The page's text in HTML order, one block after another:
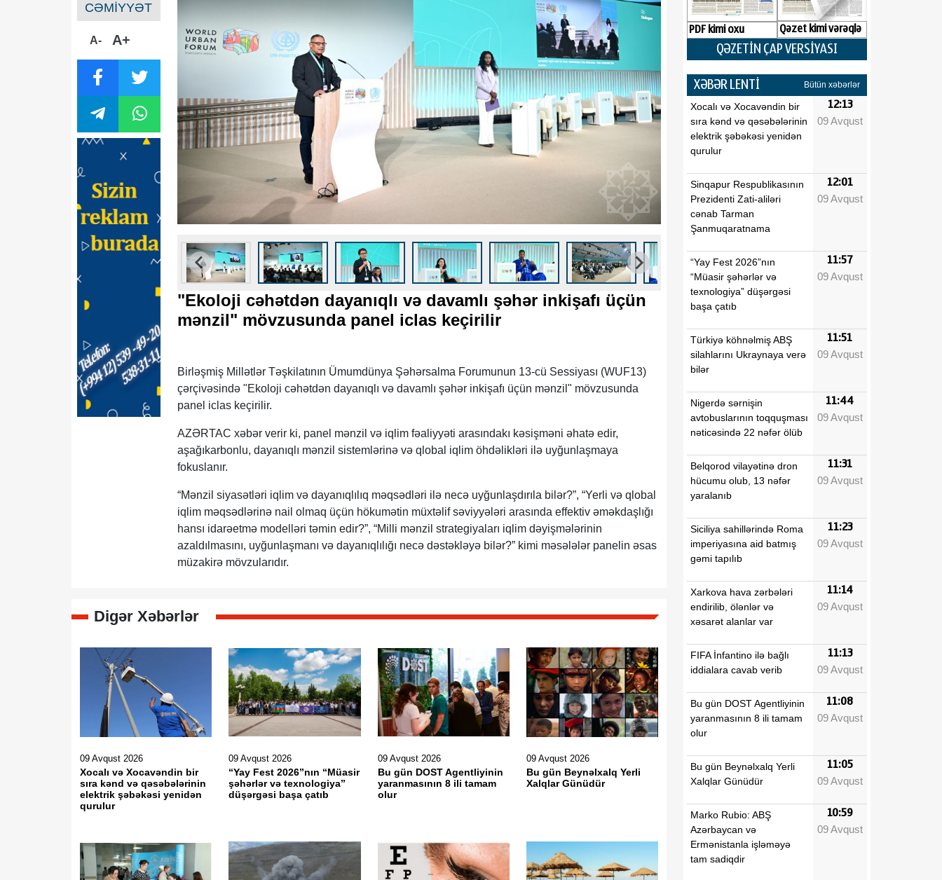
CƏMİYYƏT
A- A+
"Ekoloji cəhətdən dayanıqlı və davamlı şəhər inkişafı üçün
mənzil" mövzusunda panel iclas keçirilir
Birləşmiş Millətlər Təşkilatının Ümumdünya Şəhərsalma Forumunun 13-cü Sessiyası (WUF13)
çərçivəsində "Ekoloji cəhətdən dayanıqlı və davamlı şəhər inkişafı üçün mənzil" mövzusunda
panel iclas keçirilir.
AZƏRTAC xəbər verir ki, panel mənzil və iqlim fəaliyyəti arasındakı kəsişməni əhatə edir,
aşağıkarbonlu, dayanıqlı mənzil sistemlərinə və qlobal iqlim öhdəlikləri ilə uyğunlaşmaya
fokuslanır.
“Mənzil siyasətləri iqlim və dayanıqlılıq məqsədləri ilə necə uyğunlaşdırıla bilər?”, “Yerli və qlobal
iqlim məqsədlərinə nail olmaq üçün hökumətin müxtəlif səviyyələri arasında effektiv əməkdaşlığı
hansı idarəetmə modelləri təmin edir?”, “Milli mənzil strategiyaları iqlim dəyişmələrinin
azaldılmasını, uyğunlaşmanı və dayanıqlılığı necə dəstəkləyə bilər?” kimi məsələlər panelin əsas
müzakirə mövzularıdır.
Digər Xəbərlər
09 Avqust 2026
Xocalı və Xocavəndin bir
sıra kənd və qəsəbələrinin
elektrik şəbəkəsi yenidən
qurulur
09 Avqust 2026
“Yay Fest 2026”nın “Müasir
şəhərlər və texnologiya”
düşərgəsi başa çatıb
09 Avqust 2026
Bu gün DOST Agentliyinin
yaranmasının 8 ili tamam
olur
09 Avqust 2026
Bu gün Beynəlxalq Yerli
Xalqlar Günüdür
PDF kimi oxu Qəzet kimi vərəqlə
QƏZETİN ÇAP VERSİYASI
XƏBƏR LENTİ Bütün xəbərlər
Xocalı və Xocavəndin bir
sıra kənd və qəsəbələrinin
elektrik şəbəkəsi yenidən
qurulur
12:13
09 Avqust
Sinqapur Respublikasının
Prezidenti Zati-aliləri
cənab Tarman
Şanmuqaratnama
12:01
09 Avqust
“Yay Fest 2026”nın
“Müasir şəhərlər və
texnologiya” düşərgəsi
başa çatıb
11:57
09 Avqust
Türkiyə köhnəlmiş ABŞ
silahlarını Ukraynaya verə
bilər
11:51
09 Avqust
Nigerdə sərnişin
avtobuslarının toqquşması
nəticəsində 22 nəfər ölüb
11:44
09 Avqust
Belqorod vilayətinə dron
hücumu olub, 13 nəfər
yaralanıb
11:31
09 Avqust
Siciliya sahillərində Roma
imperiyasına aid batmış
gəmi tapılıb
11:23
09 Avqust
Xarkova hava zərbələri
endirilib, ölənlər və
xəsarət alanlar var
11:14
09 Avqust
FIFA İnfantino ilə bağlı
iddialara cavab verib
11:13
09 Avqust
Bu gün DOST Agentliyinin
yaranmasının 8 ili tamam
olur
11:08
09 Avqust
Bu gün Beynəlxalq Yerli
Xalqlar Günüdür
11:05
09 Avqust
Marko Rubio: ABŞ
Azərbaycan və
Ermənistanla işləməyə
tam sadiqdir
10:59
09 Avqust